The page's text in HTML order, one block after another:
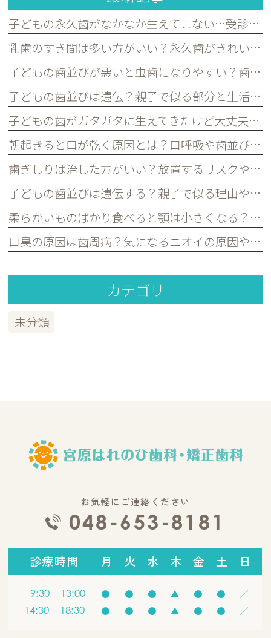
子どもの永久歯がなかなか生えてこない…受診した方がよいケースを歯科医が解説｜宮原・さいたま市北区の歯医者
乳歯のすき間は多い方がいい？永久歯がきれいに並ぶために必要な理由を歯科医が解説｜宮原・さいたま市北区の歯医者
子どもの歯並びが悪いと虫歯になりやすい？歯並びとお口の健康の関係を歯科医が解説｜宮原・さいたま市北区の歯医者
子どもの歯並びは遺伝？親子で似る部分と生活習慣で変えられる部分を歯科医が解説｜宮原・さいたま市北区の歯医者
子どもの歯がガタガタに生えてきたけど大丈夫？永久歯の歯並びについて歯科医が解説｜宮原・さいたま市北区の歯医者
朝起きると口が乾く原因とは？口呼吸や歯並びとの関係を歯科医が解説｜宮原・さいたま市北区の歯医者
歯ぎしりは治した方がいい？放置するリスクや原因を歯科医が解説｜宮原・さいたま市北区の歯医者
子どもの歯並びは遺伝する？親子で似る理由や予防できるポイントを歯科医が解説｜宮原・さいたま市北区の歯医者
柔らかいものばかり食べると顎は小さくなる？子どもの歯並びとの関係を歯科医が解説｜宮原・さいたま市北区の歯医者
口臭の原因は歯周病？気になるニオイの原因や対策を歯科医が解説｜宮原・さいたま市北区の歯医者
カテゴリ
未分類
お気軽にご連絡ください
048-653-8181
診療時間 月 火 水 木 金 土 日
9:30 – 13:00 ● ● ● ▲ ● ● ／
14:30 – 18:30 ● ● ● ▲ ● ● ／